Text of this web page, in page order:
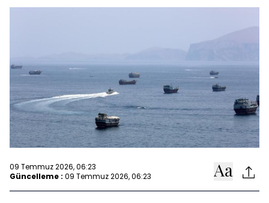
09 Temmuz 2026, 06:23
Güncelleme : 09 Temmuz 2026, 06:23